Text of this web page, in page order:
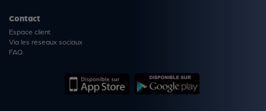
Contact
Espace client
Via les réseaux sociaux
FAQ